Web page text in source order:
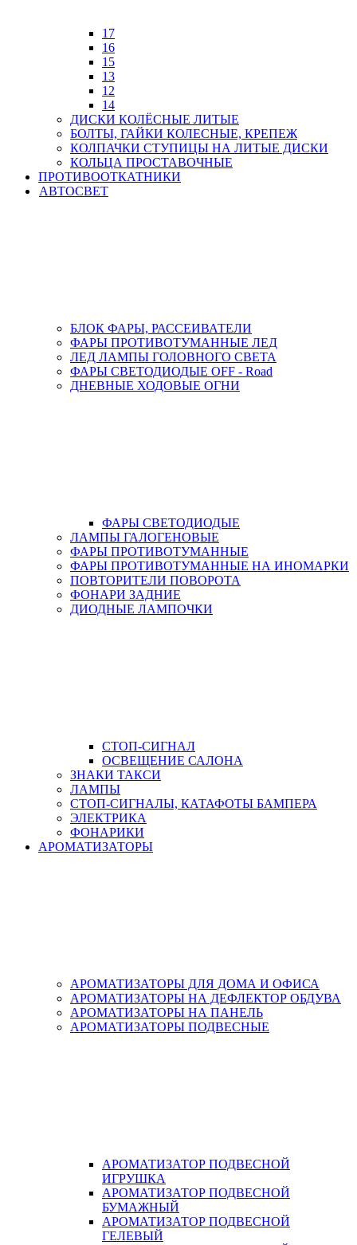
17
16
15
13
12
14
ДИСКИ КОЛЁСНЫЕ ЛИТЫЕ
БОЛТЫ, ГАЙКИ КОЛЕСНЫЕ, КРЕПЕЖ
КОЛПАЧКИ СТУПИЦЫ НА ЛИТЫЕ ДИСКИ
КОЛЬЦА ПРОСТАВОЧНЫЕ
ПРОТИВООТКАТНИКИ
АВТОСВЕТ
БЛОК ФАРЫ, РАССЕИВАТЕЛИ
ФАРЫ ПРОТИВОТУМАННЫЕ ЛЕД
ЛЕД ЛАМПЫ ГОЛОВНОГО СВЕТА
ФАРЫ СВЕТОДИОДЫЕ OFF - Road
ДНЕВНЫЕ ХОДОВЫЕ ОГНИ
ФАРЫ СВЕТОДИОДЫЕ
ЛАМПЫ ГАЛОГЕНОВЫЕ
ФАРЫ ПРОТИВОТУМАННЫЕ
ФАРЫ ПРОТИВОТУМАННЫЕ НА ИНОМАРКИ
ПОВТОРИТЕЛИ ПОВОРОТА
ФОНАРИ ЗАДНИЕ
ДИОДНЫЕ ЛАМПОЧКИ
СТОП-СИГНАЛ
ОСВЕЩЕНИЕ САЛОНА
ЗНАКИ ТАКСИ
ЛАМПЫ
СТОП-СИГНАЛЫ, КАТАФОТЫ БАМПЕРА
ЭЛЕКТРИКА
ФОНАРИКИ
АРОМАТИЗАТОРЫ
АРОМАТИЗАТОРЫ ДЛЯ ДОМА И ОФИСА
АРОМАТИЗАТОРЫ НА ДЕФЛЕКТОР ОБДУВА
АРОМАТИЗАТОРЫ НА ПАНЕЛЬ
АРОМАТИЗАТОРЫ ПОДВЕСНЫЕ
АРОМАТИЗАТОР ПОДВЕСНОЙ
ИГРУШКА
АРОМАТИЗАТОР ПОДВЕСНОЙ
БУМАЖНЫЙ
АРОМАТИЗАТОР ПОДВЕСНОЙ
ГЕЛЕВЫЙ